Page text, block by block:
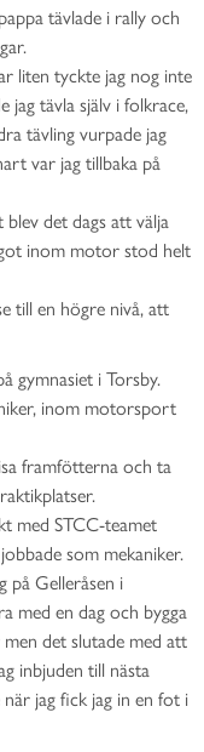
tävlade i rally och
liten tyckte jag nog inte
jag tävla själv i folkrace,
tävling vurpade jag
var jag tillbaka på
det dags att välja
inom motor stod helt
till en högre nivå, att
gymnasiet i Torsby.
inom motorsport
framfötterna och ta
med STCC-teamet
som mekaniker.
på Gelleråsen i
med en dag och bygga
det slutade med att
inbjuden till nästa
jag fick jag in en fot i